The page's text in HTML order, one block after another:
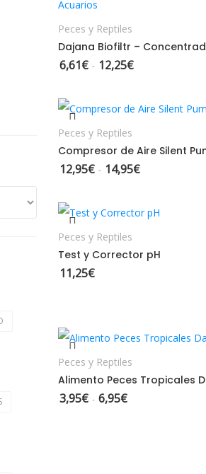
Peces y Reptiles
6,61€ - 12,25€
Peces y Reptiles
Compresor de Aire Silent
12,95€ - 14,95€ Rango de
Peces y Reptiles
Test y Corrector pH
11,25€
Peces y Reptiles
Alimento Peces Tropicales
3,95€ - 6,95€ Rango de